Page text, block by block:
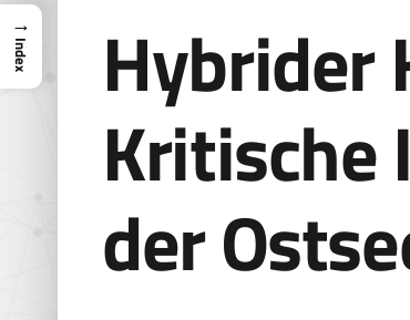
Hybrider
der
→
Index